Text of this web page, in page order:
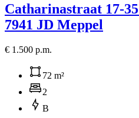
Catharinastraat 17-35
7941 JD Meppel
€ 1.500 p.m.
72 m²
2
B